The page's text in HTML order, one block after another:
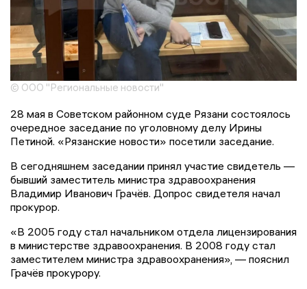
© ООО "Региональные новости"
28 мая в Советском районном суде Рязани состоялось
очередное заседание по уголовному делу Ирины
Петиной. «Рязанские новости» посетили заседание.
В сегодняшнем заседании принял участие свидетель —
бывший заместитель министра здравоохранения
Владимир Иванович Грачёв. Допрос свидетеля начал
прокурор.
«В 2005 году стал начальником отдела лицензирования
в министерстве здравоохранения. В 2008 году стал
заместителем министра здравоохранения», — пояснил
Грачёв прокурору.